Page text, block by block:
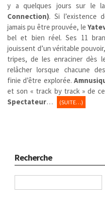
y a quelques jours sur le
Connection). Si l’existence
jamais pu être prouvée, le
bel et bien réel. Ses 11
jouissent d’un véritable
tripes, de les enraciner dès
relâcher lorsque chacune
finie d’être explorée.
et son « track by track » de
Spectateur… (SUITE…)
Recherche